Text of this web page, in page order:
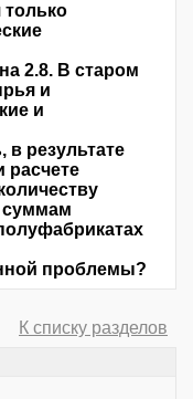
только
2.8. В старом
и
и
в результате
расчете
суммам
проблемы?
К списку разделов